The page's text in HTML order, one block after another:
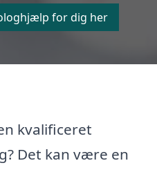
for dig her
kvalificeret
Det kan være en